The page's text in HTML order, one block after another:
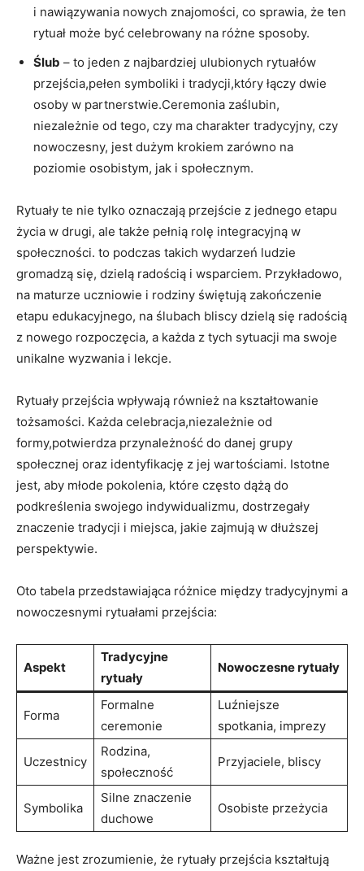
i nawiązywania nowych znajomości, co ⁣sprawia, że ⁢ten⁣
rytuał ‍może być celebrowany na różne sposoby.
Ślub –‌ to jeden z najbardziej ulubionych rytuałów
przejścia,pełen ⁣symboliki i tradycji,który łączy dwie
⁣osoby w partnerstwie.Ceremonia zaślubin,
niezależnie od tego, czy ma charakter tradycyjny, czy
‌nowoczesny, jest​ dużym krokiem zarówno na
poziomie‌ osobistym, jak ‍i społecznym.
Rytuały te nie tylko oznaczają przejście z jednego etapu
życia w drugi, ale także pełnią rolę integracyjną w
społeczności.‌ to ⁢podczas takich wydarzeń ludzie
gromadzą się, dzielą radością i wsparciem. Przykładowo,
na maturze uczniowie i rodziny świętują zakończenie‍
etapu edukacyjnego, na ślubach ‍bliscy​ dzielą ‍się radością​
z nowego rozpoczęcia, a każda z tych sytuacji ma swoje
unikalne wyzwania i‍ lekcje.
Rytuały przejścia wpływają również na kształtowanie
tożsamości. Każda celebracja,niezależnie od
formy,potwierdza przynależność do danej grupy
społecznej⁢ oraz identyfikację z jej wartościami. Istotne
jest, aby młode pokolenia, które często dążą do
podkreślenia swojego indywidualizmu, dostrzegały
znaczenie tradycji i miejsca, jakie zajmują ⁤w dłuższej
perspektywie.
Oto tabela przedstawiająca różnice między tradycyjnymi a
nowoczesnymi rytuałami przejścia:
Aspekt
Tradycyjne
rytuały
Nowoczesne rytuały
Forma
Formalne⁤
ceremonie
Luźniejsze
spotkania, imprezy
Uczestnicy
Rodzina,
społeczność
Przyjaciele, bliscy
Symbolika
Silne znaczenie
duchowe
Osobiste przeżycia
Ważne jest zrozumienie, że rytuały przejścia ‌kształtują